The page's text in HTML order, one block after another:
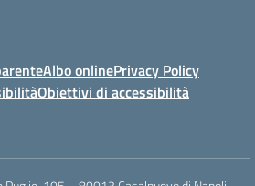
Albo onlinePrivacy Policy
Obiettivi di accessibilità